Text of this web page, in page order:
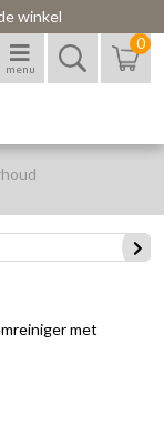
winkel
menu
0
met